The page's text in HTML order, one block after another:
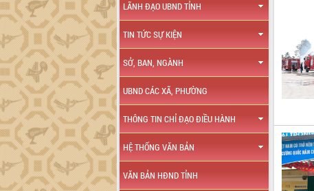
LÃNH ĐẠO UBND TỈNH
TIN TỨC SỰ KIỆN
SỞ, BAN, NGÀNH
UBND CÁC XÃ, PHƯỜNG
THÔNG TIN CHỈ ĐẠO ĐIỀU HÀNH
HỆ THỐNG VĂN BẢN
VĂN BẢN HĐND TỈNH